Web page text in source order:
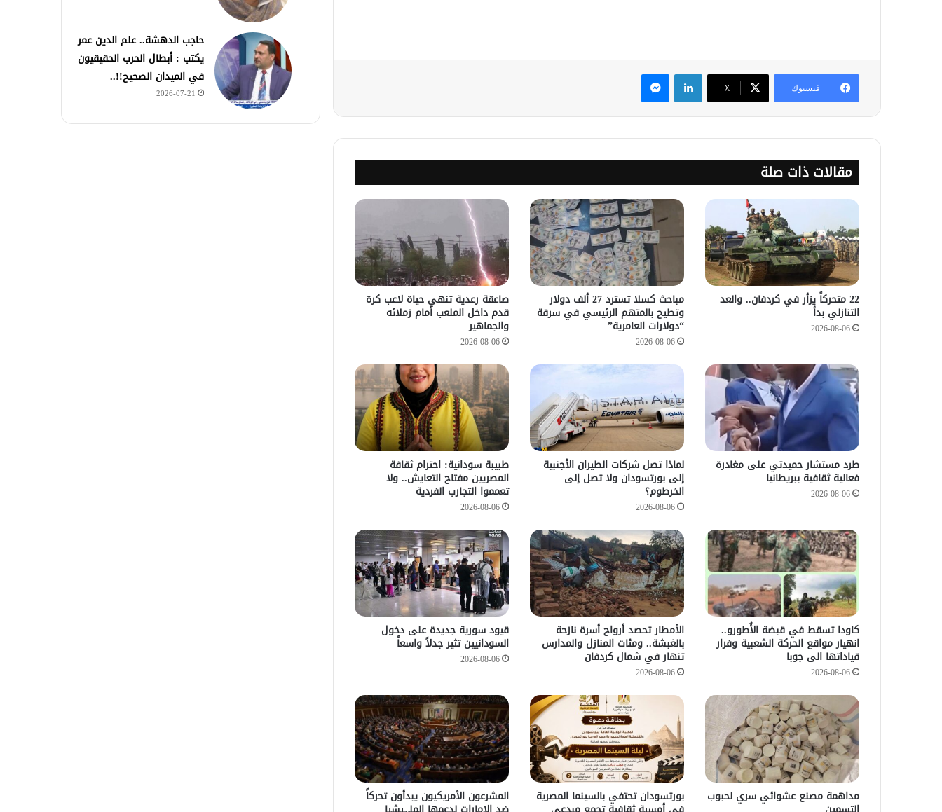
فيسبوك ‫X
لينكدإن ماسنجر
مقالات ذات صلة
22 متحركاً يزأر في كردفان.. والعد
التنازلي بدأ
2026-08-06
مباحث كسلا تسترد 27 ألف دولار
وتطيح بالمتهم الرئيسي في سرقة
“دولارات العامرية”
2026-08-06
صاعقة رعدية تنهي حياة لاعب كرة
قدم داخل الملعب أمام زملائه
والجماهير
2026-08-06
طرد مستشار حميدتي على مغادرة
فعالية ثقافية ببريطانيا
2026-08-06
لماذا تصل شركات الطيران الأجنبية
إلى بورتسودان ولا تصل إلى
الخرطوم؟
2026-08-06
طبيبة سودانية: احترام ثقافة
المصريين مفتاح التعايش.. ولا
تعمموا التجارب الفردية
2026-08-06
كاودا تسقط في قبضة الأُطورو..
انهيار مواقع الحركة الشعبية وفرار
قياداتها الى جوبا
2026-08-06
الأمطار تحصد أرواح أسرة نازحة
بالغبشة.. ومئات المنازل والمدارس
تنهار في شمال كردفان
2026-08-06
قيود سورية جديدة على دخول
السودانيين تثير جدلاً واسعاً
2026-08-06
مداهمة مصنع عشوائي سري لحبوب بورتسودان تحتفي بالسينما المصرية المشرعون الأمريكيون يبدأون تحركاً
حاجب الدهشة.. علم الدين عمر
يكتب : أبطال الحرب الحقيقيون
في الميدان الصحيح!!..
2026-07-21